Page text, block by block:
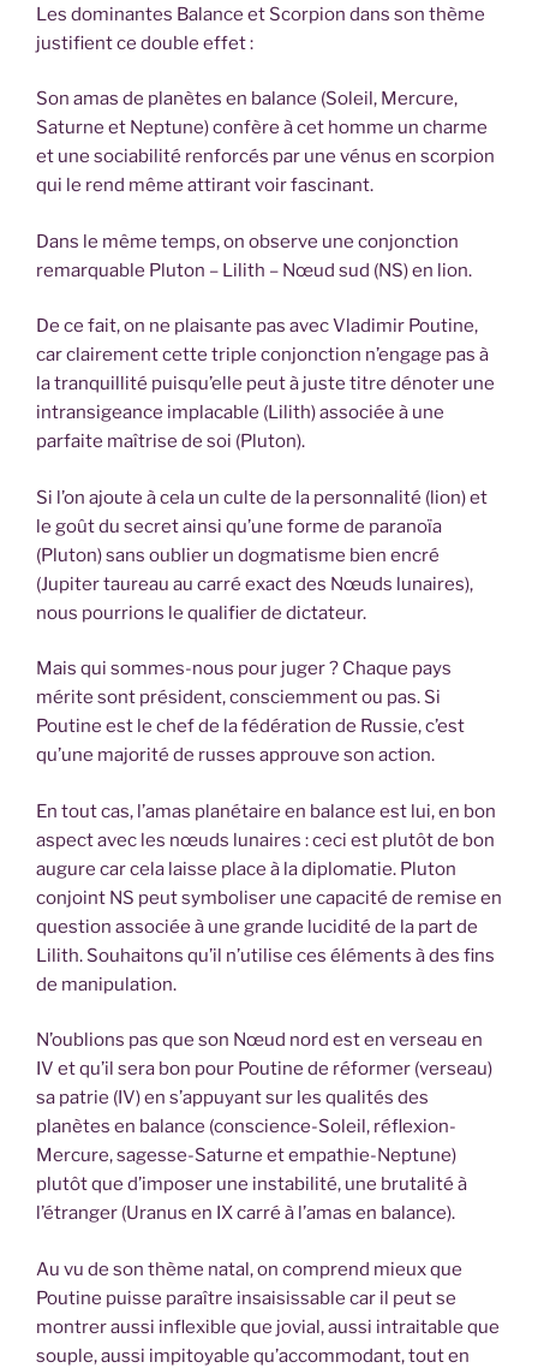
Les dominantes Balance et Scorpion dans son thème
justifient ce double effet :
Son amas de planètes en balance (Soleil, Mercure,
Saturne et Neptune) confère à cet homme un charme
et une sociabilité renforcés par une vénus en scorpion
qui le rend même attirant voir fascinant.
Dans le même temps, on observe une conjonction
remarquable Pluton – Lilith – Nœud sud (NS) en lion.
De ce fait, on ne plaisante pas avec Vladimir Poutine,
car clairement cette triple conjonction n’engage pas à
la tranquillité puisqu’elle peut à juste titre dénoter une
intransigeance implacable (Lilith) associée à une
parfaite maîtrise de soi (Pluton).
Si l’on ajoute à cela un culte de la personnalité (lion) et
le goût du secret ainsi qu’une forme de paranoïa
(Pluton) sans oublier un dogmatisme bien encré
(Jupiter taureau au carré exact des Nœuds lunaires),
nous pourrions le qualifier de dictateur.
Mais qui sommes-nous pour juger ? Chaque pays
mérite sont président, consciemment ou pas. Si
Poutine est le chef de la fédération de Russie, c’est
qu’une majorité de russes approuve son action.
En tout cas, l’amas planétaire en balance est lui, en bon
aspect avec les nœuds lunaires : ceci est plutôt de bon
augure car cela laisse place à la diplomatie. Pluton
conjoint NS peut symboliser une capacité de remise en
question associée à une grande lucidité de la part de
Lilith. Souhaitons qu’il n’utilise ces éléments à des fins
de manipulation.
N’oublions pas que son Nœud nord est en verseau en
IV et qu’il sera bon pour Poutine de réformer (verseau)
sa patrie (IV) en s’appuyant sur les qualités des
planètes en balance (conscience-Soleil, réflexion-
Mercure, sagesse-Saturne et empathie-Neptune)
plutôt que d’imposer une instabilité, une brutalité à
l’étranger (Uranus en IX carré à l’amas en balance).
Au vu de son thème natal, on comprend mieux que
Poutine puisse paraître insaisissable car il peut se
montrer aussi inflexible que jovial, aussi intraitable que
souple, aussi impitoyable qu’accommodant, tout en